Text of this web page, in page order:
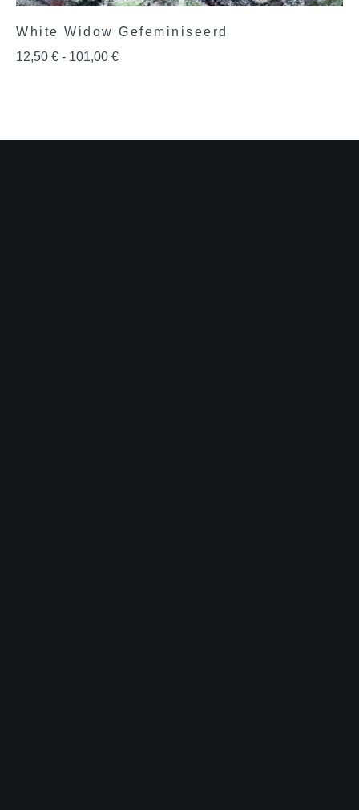
White Widow Gefeminiseerd
12,50 € - 101,00 €